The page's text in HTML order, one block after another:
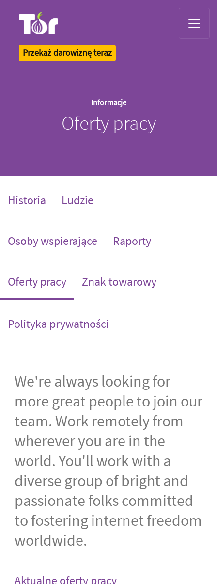
Przekaż darowiznę teraz
Informacje
Oferty pracy
Historia Ludzie
Osoby wspierające Raporty
Oferty pracy(current)
Znak towarowy
Polityka prywatności
We're always looking for
more great people to join our
team. Work remotely from
wherever you are in the
world. You'll work with a
diverse group of bright and
passionate folks committed
to fostering internet freedom
worldwide.
Aktualne oferty pracy